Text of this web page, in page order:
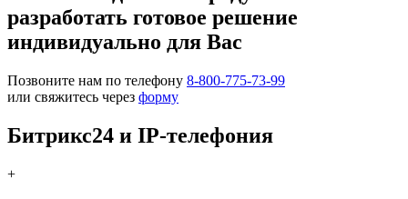
разработать готовое решение
индивидуально для Вас
Позвоните нам по телефону 8-800-775-73-99
или свяжитесь через форму
Битрикс24 и IP-телефония
+